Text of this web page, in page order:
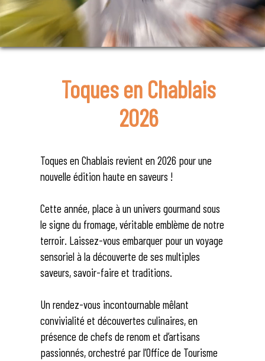
Toques en Chablais
2026
Toques en Chablais revient en 2026 pour une
nouvelle édition haute en saveurs !
Cette année, place à un univers gourmand sous
le signe du fromage, véritable emblème de notre
terroir. Laissez-vous embarquer pour un voyage
sensoriel à la découverte de ses multiples
saveurs, savoir-faire et traditions.
Un rendez-vous incontournable mêlant
convivialité et découvertes culinaires, en
présence de chefs de renom et d’artisans
passionnés, orchestré par l’Office de Tourisme